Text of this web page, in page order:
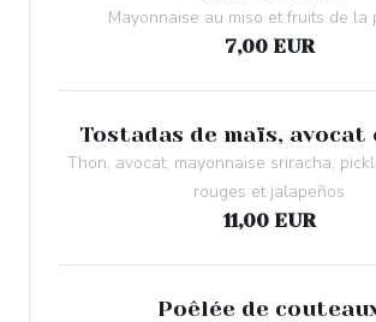
Mayonnaise au miso et fruits de la
7,00 EUR
Tostadas de maïs,
Thon, avocat, mayonnaise sriracha,
rouges et jalapeños
11,00 EUR
Poêlée de